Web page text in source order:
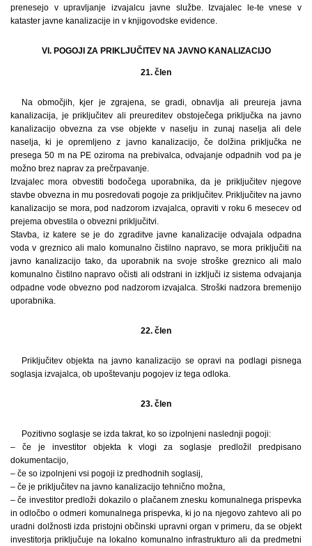
prenesejo v upravljanje izvajalcu javne službe. Izvajalec le-te vnese v
kataster javne kanalizacije in v knjigovodske evidence.
VI. POGOJI ZA PRIKLJUČITEV NA JAVNO KANALIZACIJO
21. člen
Na območjih, kjer je zgrajena, se gradi, obnavlja ali preureja javna
kanalizacija, je priključitev ali preureditev obstoječega priključka na javno
kanalizacijo obvezna za vse objekte v naselju in zunaj naselja ali dele
naselja, ki je opremljeno z javno kanalizacijo, če dolžina priključka ne
presega 50 m na PE oziroma na prebivalca, odvajanje odpadnih vod pa je
možno brez naprav za prečrpavanje.
Izvajalec mora obvestiti bodočega uporabnika, da je priključitev njegove
stavbe obvezna in mu posredovati pogoje za priključitev. Priključitev na javno
kanalizacijo se mora, pod nadzorom izvajalca, opraviti v roku 6 mesecev od
prejema obvestila o obvezni priključitvi.
Stavba, iz katere se je do zgraditve javne kanalizacije odvajala odpadna
voda v greznico ali malo komunalno čistilno napravo, se mora priključiti na
javno kanalizacijo tako, da uporabnik na svoje stroške greznico ali malo
komunalno čistilno napravo očisti ali odstrani in izključi iz sistema odvajanja
odpadne vode obvezno pod nadzorom izvajalca. Stroški nadzora bremenijo
uporabnika.
22. člen
Priključitev objekta na javno kanalizacijo se opravi na podlagi pisnega
soglasja izvajalca, ob upoštevanju pogojev iz tega odloka.
23. člen
Pozitivno soglasje se izda takrat, ko so izpolnjeni naslednji pogoji:
– če je investitor objekta k vlogi za soglasje predložil predpisano
dokumentacijo,
– če so izpolnjeni vsi pogoji iz predhodnih soglasij,
– če je priključitev na javno kanalizacijo tehnično možna,
– če investitor predloži dokazilo o plačanem znesku komunalnega prispevka
in odločbo o odmeri komunalnega prispevka, ki jo na njegovo zahtevo ali po
uradni dolžnosti izda pristojni občinski upravni organ v primeru, da se objekt
investitorja priključuje na lokalno komunalno infrastrukturo ali da predmetni